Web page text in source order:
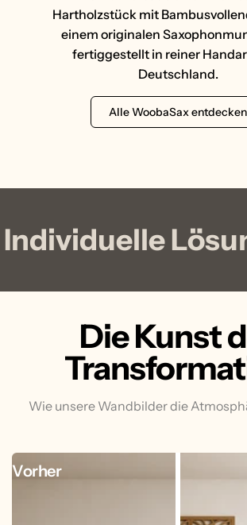
Hartholzstück mit
einem originalen
fertiggestellt in reiner
Deutschland.
Alle WoobaSax entdecken
Individuelle
Die Kunst
Wie unsere Wandbilder die
Vorher
Nachher